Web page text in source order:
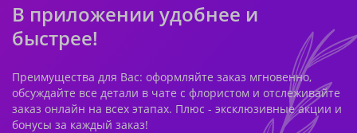
В приложении удобнее и
быстрее!
Преимущества для Вас: оформляйте заказ мгновенно,
обсуждайте все детали в чате с флористом и отслеживайте
заказ онлайн на всех этапах. Плюс - эксклюзивные акции и
бонусы за каждый заказ!